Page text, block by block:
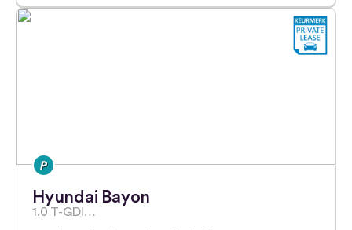
Hyundai Bayon
1.0 T-GDI…